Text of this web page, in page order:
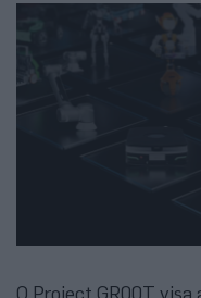
O Project GR00T